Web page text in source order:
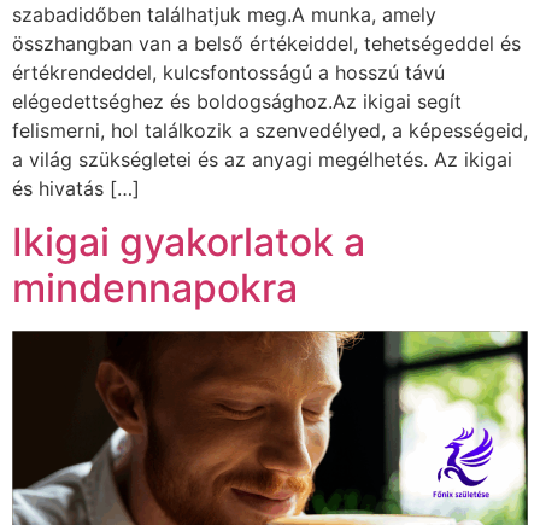
szabadidőben találhatjuk meg.A munka, amely
összhangban van a belső értékeiddel, tehetségeddel és
értékrendeddel, kulcsfontosságú a hosszú távú
elégedettséghez és boldogsághoz.Az ikigai segít
felismerni, hol találkozik a szenvedélyed, a képességeid,
a világ szükségletei és az anyagi megélhetés. Az ikigai
és hivatás […]
Ikigai gyakorlatok a
mindennapokra